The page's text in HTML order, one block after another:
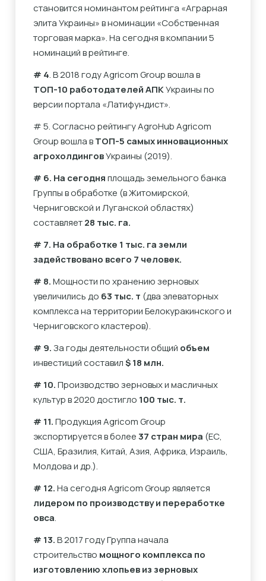
становится номинантом рейтинга «Аграрная
элита Украины» в номинации «Собственная
торговая марка». На сегодня в компании 5
номинаций в рейтинге.
# 4. В 2018 году Agricom Group вошла в
ТОП-10 работодателей АПКУкраины по
версии портала «Латифундист».
# 5. Согласно рейтингу AgroHub Agricom
Group вошла вТОП-5 самых инновационных
агрохолдинговУкраины (2019).
# 6. На сегодняплощадь земельного банка
Группы в обработке (в Житомирской,
Черниговской и Луганской областях)
составляет28 тыс. га.
# 7. На обработке 1 тыс. га земли
задействовано всего 7 человек.
# 8.Мощности по хранению зерновых
увеличились до 63 тыс. т (два элеваторных
комплекса на территории Белокуракинского и
Черниговского кластеров).
# 9.За годы деятельности общий объем
инвестиций составил$ 18 млн.
# 10.Производство зерновых и масличных
культур в 2020 достигло 100 тыс. т.
# 11.Продукция Agricom Group
экспортируется в более37 стран мира (ЕС,
США, Бразилия, Китай, Азия, Африка, Израиль,
Молдова и др.).
# 12.На сегодня Agricom Group является
лидером по производству и переработке
овса.
# 13.В 2017 году Группа начала
строительство мощного комплекса по
изготовлению хлопьев из зерновых